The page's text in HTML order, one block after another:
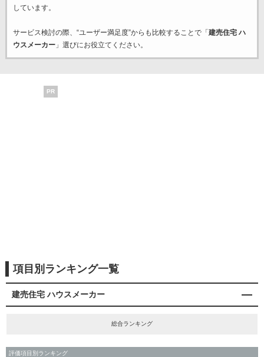
しています。
サービス検討の際、“ユーザー満足度”からも比較することで「 建売住宅 ハ
ウスメーカー」選びにお役立てください。
PR
項目別ランキング一覧
建売住宅 ハウスメーカー
総合ランキング
評価項目別ランキング